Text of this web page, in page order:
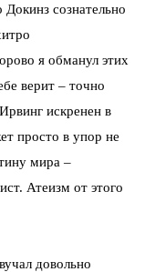
сознательно
я обманул этих
верит – точно
искренен в
просто в упор не
мира –
Атеизм от этого
довольно